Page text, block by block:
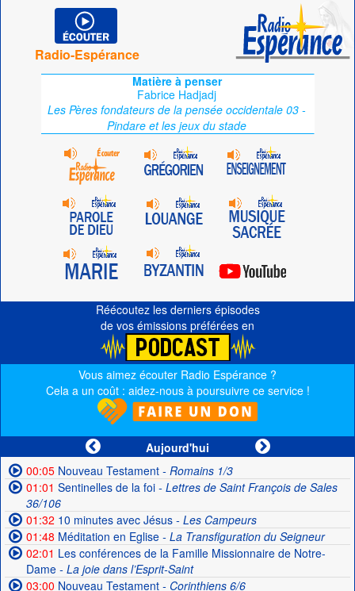
Radio-Espérance
Matière à penser
Fabrice Hadjadj
Les Pères fondateurs de la pensée occidentale 03 -
Pindare et les jeux du stade
Réécoutez les derniers épisodes
de vos émissions préférées en
Vous aimez écouter Radio Espérance ?
Cela a un coût : aidez-nous à poursuivre ce service !
Aujourd'hui
00:05Nouveau Testament- Romains 1/3
01:01 Sentinelles de la foi- Lettres de Saint François de Sales
36/106
01:32 10 minutes avec Jésus- Les Campeurs
01:48 Méditation en Eglise- La Transfiguration du Seigneur
02:01 Les conférences de la Famille Missionnaire de Notre-
Dame- La joie dans l’Esprit-Saint
03:00 Nouveau Testament- Corinthiens 6/6